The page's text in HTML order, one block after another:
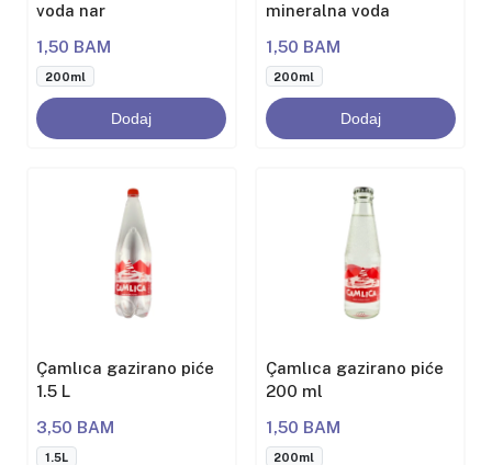
voda nar
1,50 BAM
200ml
Dodaj
mineralna voda
1,50 BAM
200ml
Dodaj
Çamlıca gazirano piće
1.5 L
3,50 BAM
1.5L
Çamlıca gazirano piće
200 ml
1,50 BAM
200ml